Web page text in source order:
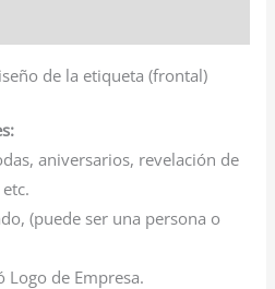
de la etiqueta (frontal)
aniversarios, revelación de
(puede ser una persona o
Logo de Empresa.